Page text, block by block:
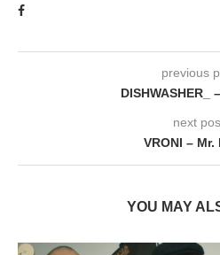
previous
DISHWASHER_
next
VRONI – Mr.
YOU MAY